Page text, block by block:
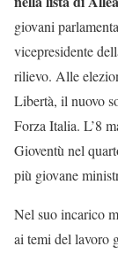
giovani
vicepresidente
rilievo. Alle
Libertà, il nuovo
Forza Italia. L’8
Gioventù nel
più giovane
Nel suo incarico
ai temi del lavoro